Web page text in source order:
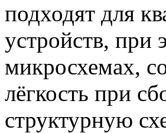
подходят для
устройств, при
микросхемах,
лёгкость при
структурную